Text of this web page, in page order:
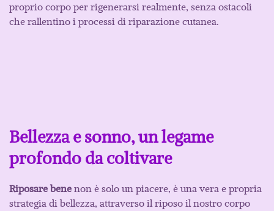
proprio corpo per rigenerarsi realmente, senza ostacoli
che rallentino i processi di riparazione cutanea.
Bellezza e sonno, un legame
profondo da coltivare
Riposare bene non è solo un piacere, è una vera e propria
strategia di bellezza, attraverso il riposo il nostro corpo